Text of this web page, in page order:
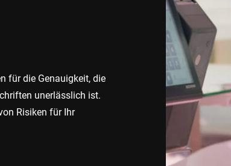
Türkei
für die Genauigkeit, die
unerlässlich ist.
Risiken für Ihr